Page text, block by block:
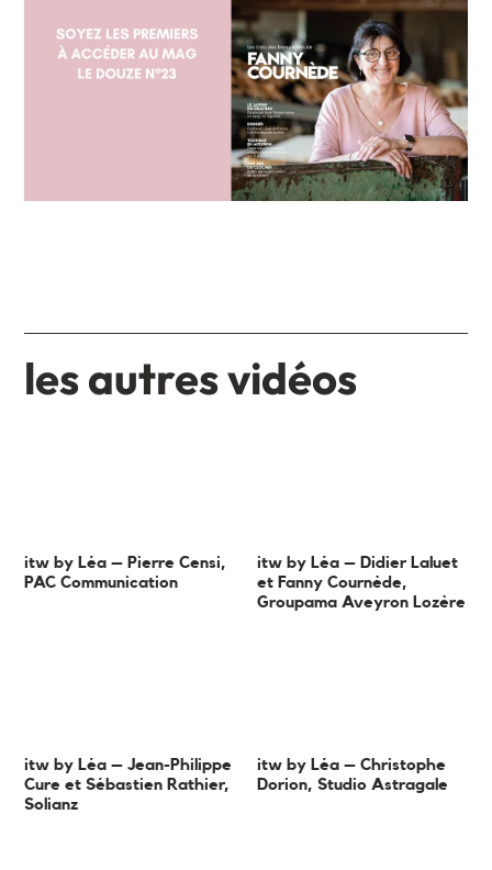
les autres vidéos
itw by Léa – Pierre Censi,
PAC Communication
itw by Léa – Didier Laluet
et Fanny Cournède,
Groupama Aveyron Lozère
itw by Léa – Jean-Philippe
Cure et Sébastien Rathier,
Solianz
itw by Léa – Christophe
Dorion, Studio Astragale